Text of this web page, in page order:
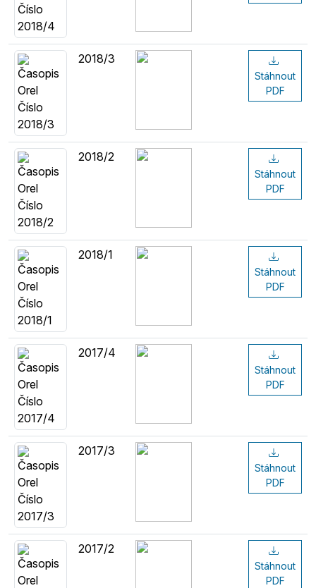
2018/3
Stáhnout
PDF
2018/2
Stáhnout
PDF
2018/1
Stáhnout
PDF
2017/4
Stáhnout
PDF
2017/3
Stáhnout
PDF
2017/2
Stáhnout
PDF